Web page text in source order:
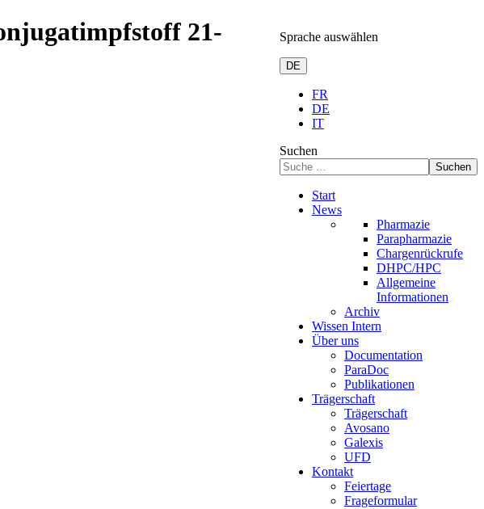
Sprache auswählen
DE
FR
DE
IT
Suchen
Suchen
Start
News
Pharmazie
Parapharmazie
Chargenrückrufe
DHPC/HPC
Allgemeine
Informationen
Archiv
Wissen Intern
Über uns
Documentation
ParaDoc
Publikationen
Trägerschaft
Trägerschaft
Avosano
Galexis
UFD
Kontakt
Feiertage
Frageformular
21-